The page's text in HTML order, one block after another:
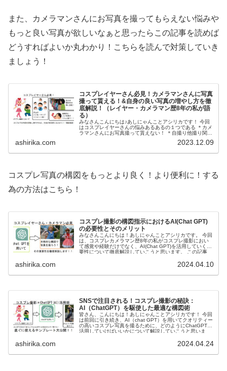
また、カメラマンさんにお写真を撮ってもらえない悩みや
もっと良い写真が欲しいなぁと思ったらこの記事を読めば
どうすればよいか丸わかり！こちらを読んで対策していき
ましょう！
コスプレイヤーさん必見！カメラマンさんに写真
撮って貰える！&自身の良い写真の増やし方を徹
底解説！（レイヤー・カメラマン歴8年の私が語
る）
みなさんこんにちは♪あしにゃんことアシリカです！ 今回
はコスプレイヤーさんの悩みあるあるの１つである ＊カメ
ラマンさんにお写真撮って貰えない！ ＊自撮り他撮り関係
ashirika.com 2023.12.09
コスプレ写真の構図をもっとより良く！より便利に！する
為の方法はこちら！
コスプレ撮影の構図指示におけるAI(Chat GPT)
の必要性とそのメリット
みなさんこんにちは！あしにゃんことアシリカです。 今回
は、コスプレカメラマン歴8年の私がコスプレ撮影におい
て感覚や経験だけでなく、AI(Chat GPT)を活用していく重
要性について徹底解説していこうと思います。 この記事
ashirika.com 2024.04.10
SNSで注目される！コスプレ撮影の秘訣：
AI（ChatGPT）を駆使した最適な構図術
皆さん、こんにちは！あしにゃんことアシリカです！ 今回
は前回に引き続き、AI（chat GPT）を用いてクオリティー
の高いコスプレ写真を撮るために、どのようにChatGPTを
活用していけばいいかについて解説していこうと思いま
ashirika.com 2024.04.24